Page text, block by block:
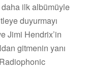
daha ilk albümüyle
duyurmayı
Jimi Hendrix’in
gitmenin yanı
Radiophonic